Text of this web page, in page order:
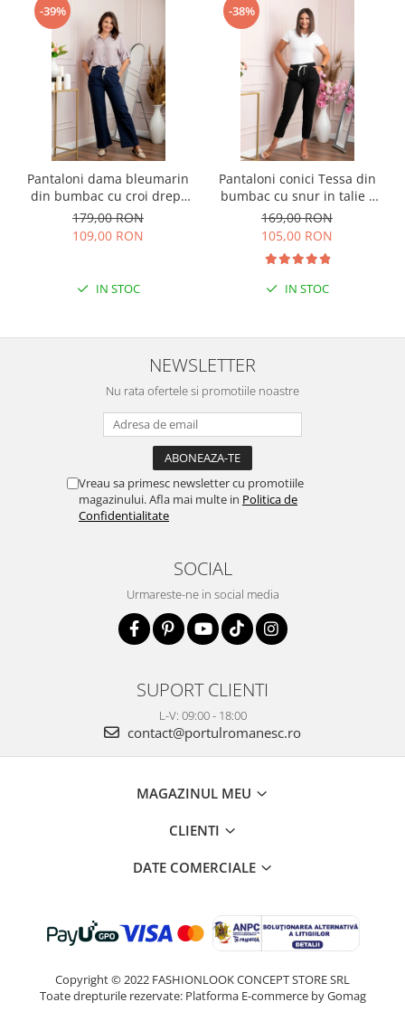
-39%
Pantaloni dama bleumarin
din bumbac cu croi drept
Cara
179,00 RON
109,00 RON
IN STOC
-38%
Pantaloni conici Tessa din
bumbac cu snur in talie -
Negru
169,00 RON
105,00 RON
IN STOC
NEWSLETTER
Nu rata ofertele si promotiile noastre
Vreau sa primesc newsletter cu promotiile
magazinului. Afla mai multe in Politica de
Confidentialitate
SOCIAL
Urmareste-ne in social media
SUPORT CLIENTI
L-V: 09:00 - 18:00
contact@portulromanesc.ro
MAGAZINUL MEU
CLIENTI
DATE COMERCIALE
Copyright © 2022 FASHIONLOOK CONCEPT STORE SRL
Toate drepturile rezervate: Platforma E-commerce by Gomag